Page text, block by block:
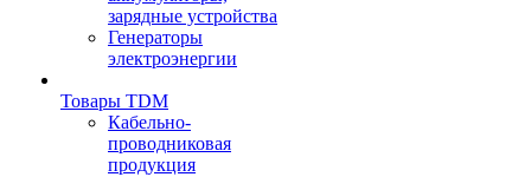
зарядные устройства
Генераторы
электроэнергии
Товары TDM
Кабельно-
проводниковая
продукция